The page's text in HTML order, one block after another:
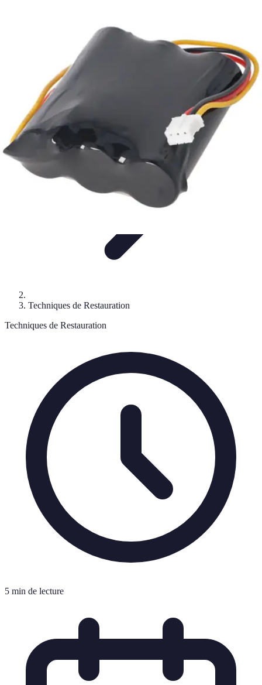
Tendances
Restauration Meubles Anciens
Techniques de Restauration
Techniques de Restauration
5 min de lecture